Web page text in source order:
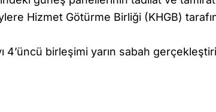
Hizmet Götürme Birliği (KHGB)
4’üncü birleşimi yarın sabah